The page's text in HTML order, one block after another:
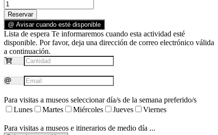
Reservar
@ Avisar cuando esté disponible
Lista de espera Te informaremos cuando esta actividad esté
disponible. Por favor, deja una dirección de correo electrónico válida
a continuación.
Para visitas a museos seleccionar día/s de la semana preferido/s
Lunes
Martes Miércoles Jueves Viernes
Para visitas a museos e itinerarios de medio día ...